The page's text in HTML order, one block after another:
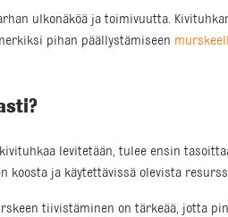
ulkonäköä ja toimivuutta.
pihan päällystämiseen
levitetään, tulee ensin
koosta ja käytettävissä olevista
tiivistäminen on tärkeää, jotta